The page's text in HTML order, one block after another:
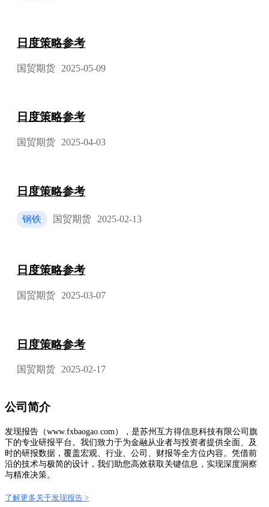
日度策略参考
国贸期货 2025-05-09
日度策略参考
国贸期货 2025-04-03
日度策略参考
钢铁 国贸期货 2025-02-13
日度策略参考
国贸期货 2025-03-07
日度策略参考
国贸期货 2025-02-17
公司简介
发现报告（www.fxbaogao.com），是苏州互方得信息科技有限公司旗
下的专业研报平台。我们致力于为金融从业者与投资者提供全面、及
时的研报数据，覆盖宏观、行业、公司、财报等全方位内容。凭借前
沿的技术与极简的设计，我们助您高效获取关键信息，实现深度洞察
与精准决策。
了解更多关于发现报告 >